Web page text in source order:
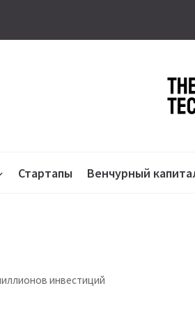
Стартапы Венчурный
инвестиций